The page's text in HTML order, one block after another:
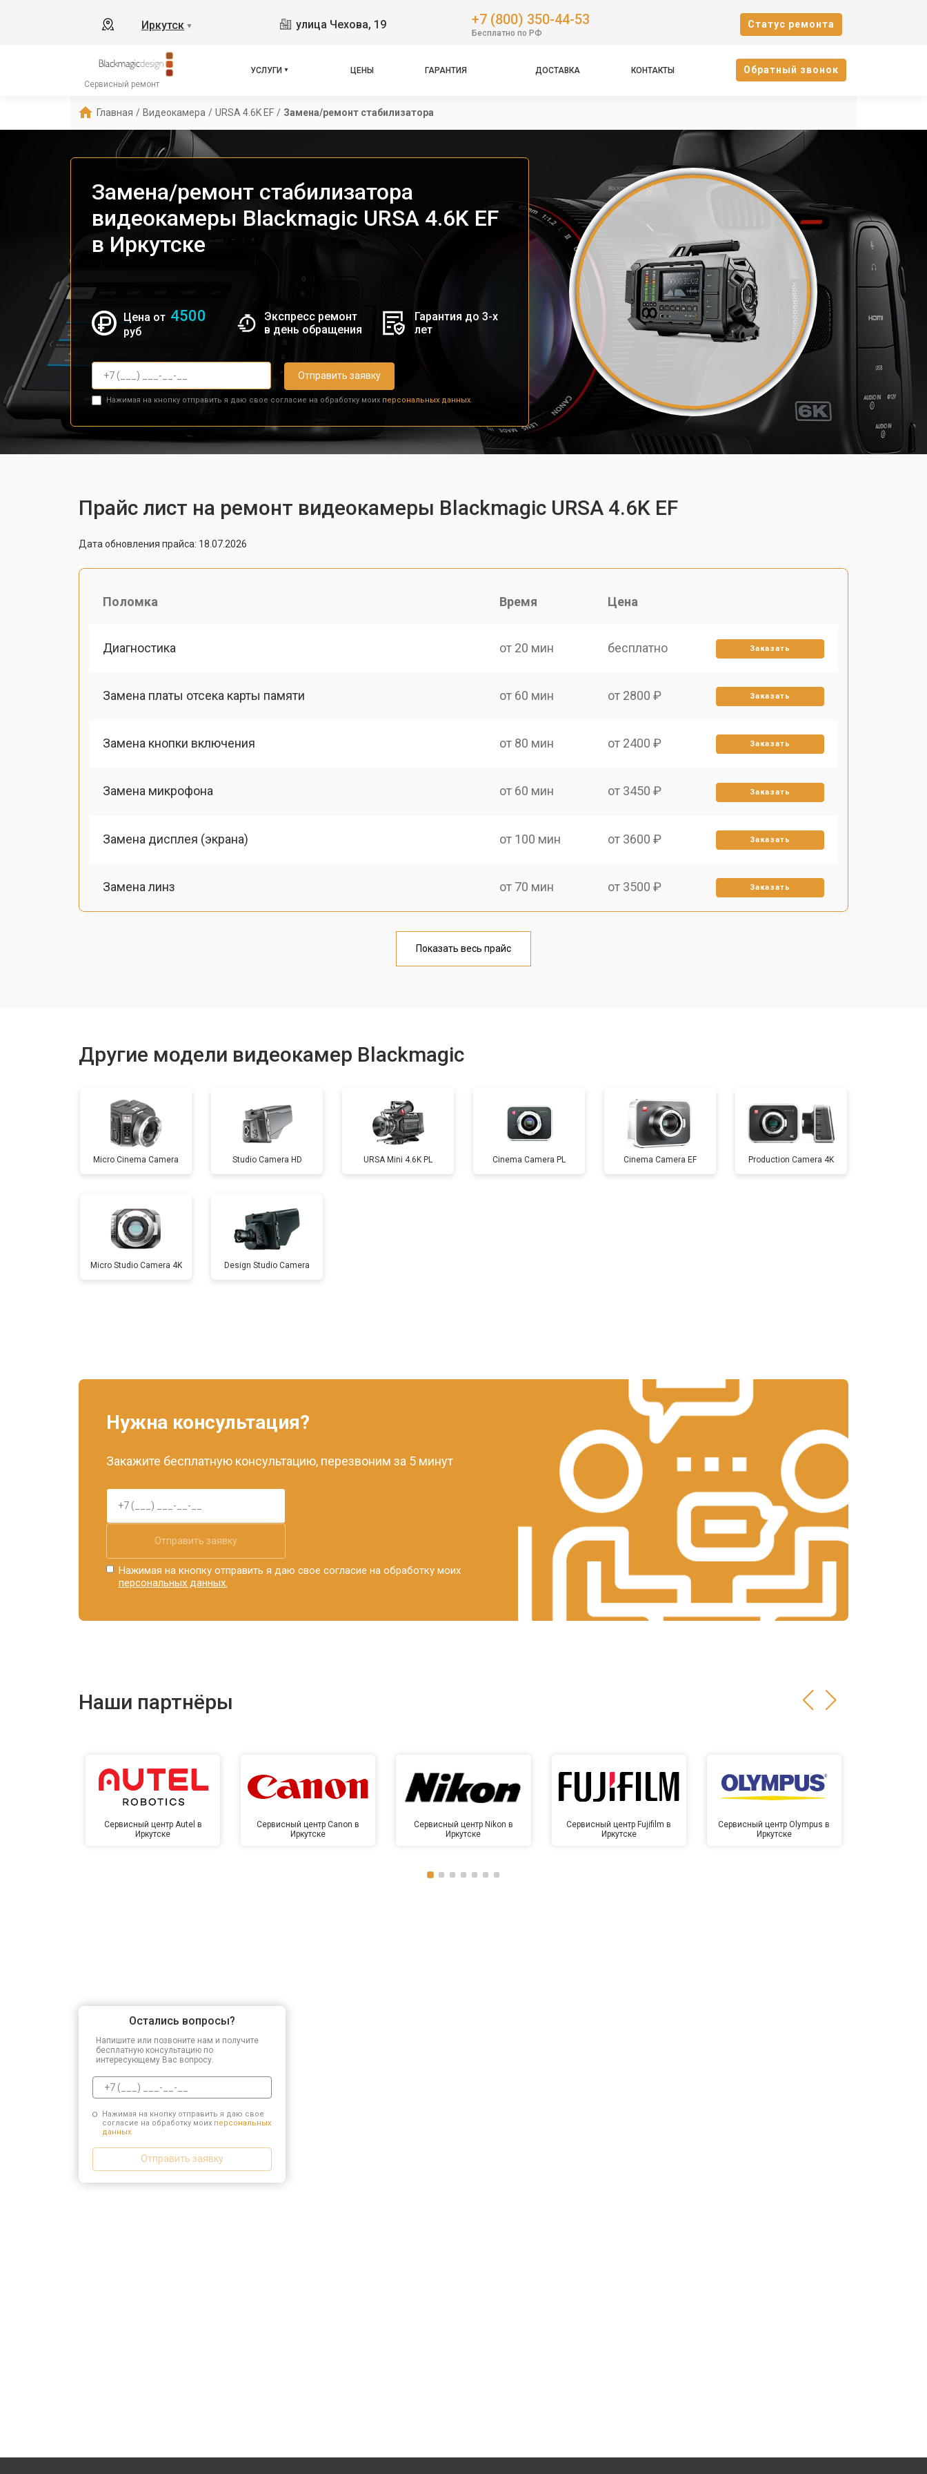
Иркутск ▼ улица Чехова, 19 +7 (800) 350-44-53
Бесплатно по РФ
Cтатус ремонта
Сервисный ремонт
УСЛУГИ ЦЕНЫ ГАРАНТИЯ ДОСТАВКА КОНТАКТЫ Oбратный звонок
Главная / Видеокамера / URSA 4.6K EF / Замена/ремонт стабилизатора
Замена/ремонт стабилизатора
видеокамеры Blackmagic URSA 4.6K EF
в Иркутске
Цена от 4500
руб
Экспресс ремонт
в день обращения
Гарантия до 3-х
лет
Отправить заявку
Нажимая на кнопку отправить я даю свое согласие на обработку моих персональных данных.
Прайс лист на ремонт видеокамеры Blackmagic URSA 4.6K EF
Дата обновления прайса: 18.07.2026
Поломка Время Цена
Диагностика от 20 мин бесплатно Заказать
Замена платы отсека карты памяти от 60 мин от 2800 ₽ Заказать
Замена кнопки включения от 80 мин от 2400 ₽ Заказать
Замена микрофона от 60 мин от 3450 ₽ Заказать
Замена дисплея (экрана) от 100 мин от 3600 ₽ Заказать
Замена линз от 70 мин от 3500 ₽ Заказать
от 70 мин
Юстировка от 100 мин от 3700 ₽ Заказать
Ремонт объектива от 130 мин от 5000 ₽ Заказать
Показать весь прайс
Другие модели видеокамер Blackmagic
Micro Cinema Camera Studio Camera HD URSA Mini 4.6K PL Cinema Camera PL Cinema Camera EF Production Camera 4K
Micro Studio Camera 4K Design Studio Camera
Нужна консультация?
Закажите бесплатную консультацию, перезвоним за 5 минут
Отправить заявку
Нажимая на кнопку отправить я даю свое согласие на обработку моих
персональных данных.
Наши партнёры
Сервисный центр Autel в
Иркутске
Сервисный центр Canon в
Иркутске
Сервисный центр Nikon в
Иркутске
Сервисный центр Fujifilm в
Иркутске
Сервисный центр Olympus в
Иркутске
Остались вопросы?
Напишите или позвоните нам и получите
бесплатную консультацию по
интересующему Вас вопросу.
Нажимая на кнопку отправить я даю свое
согласие на обработку моих персональных
данных.
Отправить заявку